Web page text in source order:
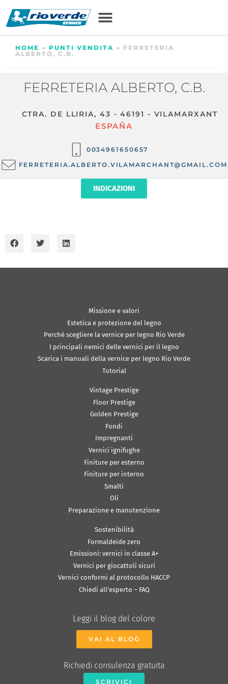
HOME » PUNTI VENDITA » FERRETERIA
ALBERTO, C.B.
FERRETERIA ALBERTO, C.B.
CTRA. DE LLIRIA, 43 - 46191 - VILAMARXANT
ESPAÑA
0034961650657
FERRETERIA.ALBERTO.VILAMARCHANT@GMAIL.COM
INDICAZIONI
Missione e valori
Estetica e protezione del legno
Perché scegliere la vernice per legno Rio Verde
I principali nemici delle vernici per il legno
Scarica i manuali della vernice per legno Rio Verde
Tutorial
Vintage Prestige
Floor Prestige
Golden Prestige
Fondi
Impregnanti
Vernici ignifughe
Finiture per esterno
Finiture per interno
Smalti
Oli
Preparazione e manutenzione
Sostenibilità
Formaldeide zero
Emissioni: vernici in classe A+
Vernici per giocattoli sicuri
Vernici conformi al protocollo HACCP
Chiedi all’esperto – FAQ
Leggi il blog del colore
VAI AL BLOG
Richiedi consulenza gratuita
SCRIVICI